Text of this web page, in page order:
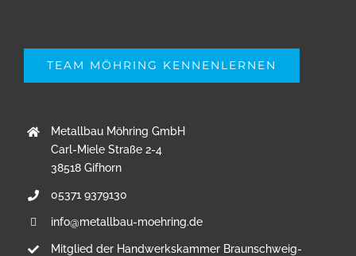
TEAM MÖHRING KENNENLERNEN
Metallbau Möhring GmbH
Carl-Miele Straße 2-4
38518 Gifhorn
05371 9379130
info@metallbau-moehring.de
Mitglied der Handwerkskammer Braunschweig-